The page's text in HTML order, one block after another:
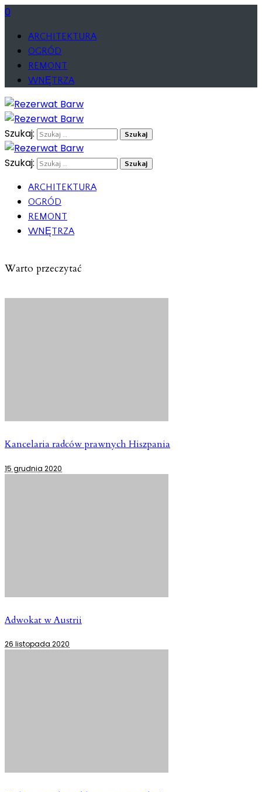
0
ARCHITEKTURA
OGRÓD
REMONT
WNĘTRZA
Szukaj:
Szukaj:
ARCHITEKTURA
OGRÓD
REMONT
WNĘTRZA
Warto przeczytać
Kancelaria radców prawnych Hiszpania
15 grudnia 2020
Adwokat w Austrii
26 listopada 2020